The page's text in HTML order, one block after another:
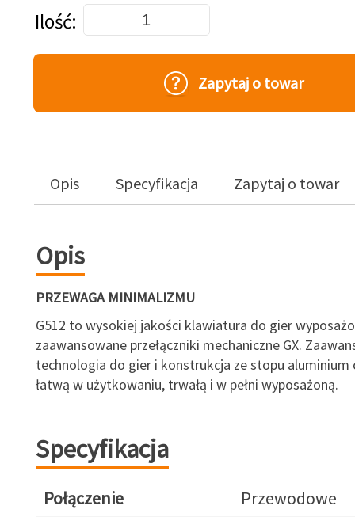
Dodaj do koszyka
Ilość
Zapytaj o towar
Opis Specyfikacja Zapytaj o towar
Opis
PRZEWAGA MINIMALIZMU
G512 to wysokiej jakości klawiatura do gier
zaawansowane przełączniki mechaniczne GX.
technologia do gier i konstrukcja ze stopu aluminium
łatwą w użytkowaniu, trwałą i w pełni wyposażoną.
Specyfikacja
Połączenie
Przewodowe